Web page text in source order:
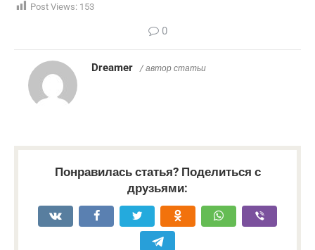
Post Views: 153
0
Dreamer / автор статьи
Понравилась статья? Поделиться с
друзьями: